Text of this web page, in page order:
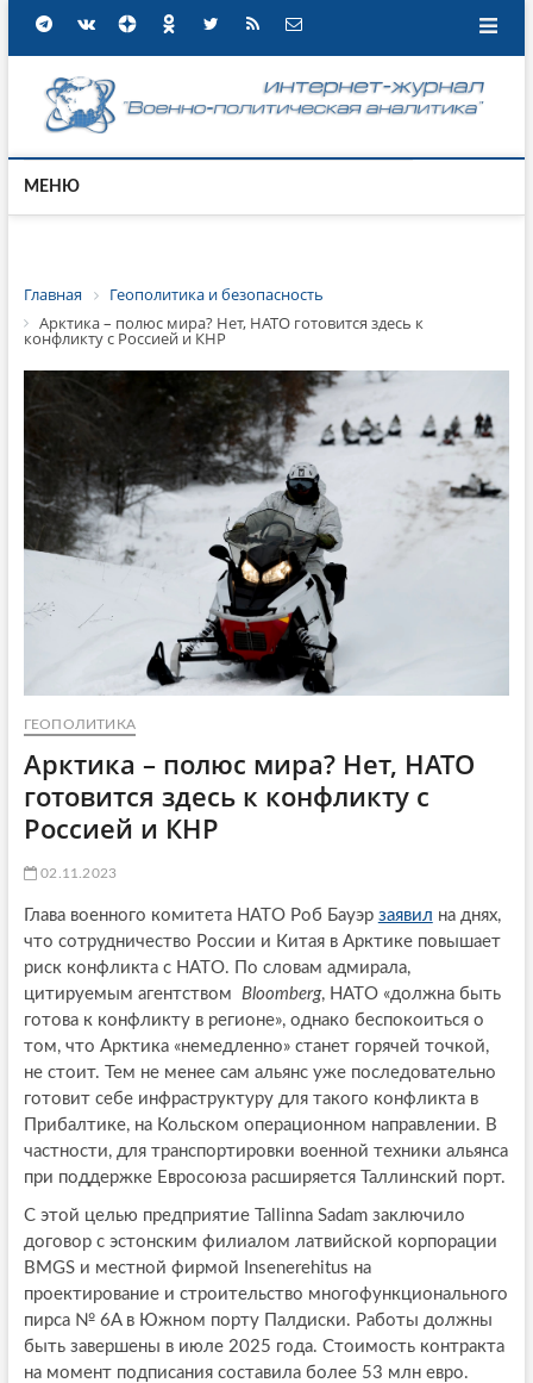
МЕНЮ
Главная
Геополитика и безопасность
Арктика – полюс мира? Нет, НАТО готовится здесь к
конфликту с Россией и КНР
ГЕОПОЛИТИКА
Арктика – полюс мира? Нет, НАТО
готовится здесь к конфликту с
Россией и КНР
02.11.2023
Глава военного комитета НАТО Роб Бауэр заявил на днях,
что сотрудничество России и Китая в Арктике повышает
риск конфликта с НАТО. По словам адмирала,
цитируемым агентством Bloomberg, НАТО «должна быть
готова к конфликту в регионе», однако беспокоиться о
том, что Арктика «немедленно» станет горячей точкой,
не стоит. Тем не менее сам альянс уже последовательно
готовит себе инфраструктуру для такого конфликта в
Прибалтике, на Кольском операционном направлении. В
частности, для транспортировки военной техники альянса
при поддержке Евросоюза расширяется Таллинский порт.
С этой целью предприятие Tallinna Sadam заключило
договор с эстонским филиалом латвийской корпорации
BMGS и местной фирмой Insenerehitus на
проектирование и строительство многофункционального
пирса № 6A в Южном порту Палдиски. Работы должны
быть завершены в июле 2025 года. Стоимость контракта
на момент подписания составила более 53 млн евро.